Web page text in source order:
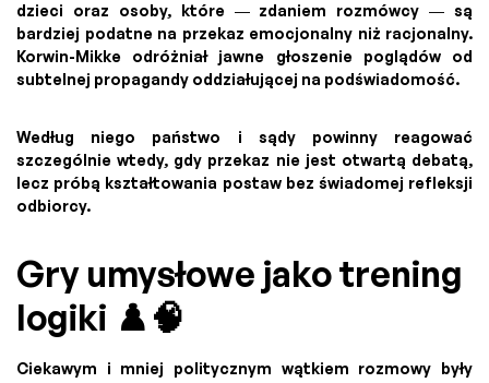
dzieci oraz osoby, które — zdaniem rozmówcy — są
bardziej podatne na przekaz emocjonalny niż racjonalny.
Korwin-Mikke odróżniał jawne głoszenie poglądów od
subtelnej propagandy oddziałującej na podświadomość.
Według niego państwo i sądy powinny reagować
szczególnie wtedy, gdy przekaz nie jest otwartą debatą,
lecz próbą kształtowania postaw bez świadomej refleksji
odbiorcy.
Gry umysłowe jako trening
logiki ♟️🧠
Ciekawym i mniej politycznym wątkiem rozmowy były